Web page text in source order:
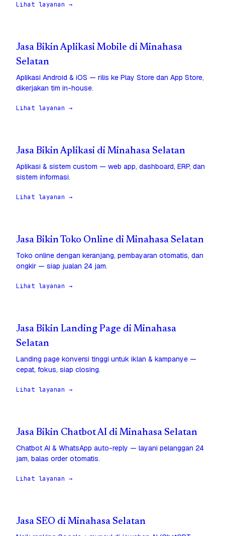
Lihat layanan →
Jasa Bikin Aplikasi Mobile di Minahasa
Selatan
Aplikasi Android & iOS — rilis ke Play Store dan App Store,
dikerjakan tim in-house.
Lihat layanan →
Jasa Bikin Aplikasi di Minahasa Selatan
Aplikasi & sistem custom — web app, dashboard, ERP, dan
sistem informasi.
Lihat layanan →
Jasa Bikin Toko Online di Minahasa Selatan
Toko online dengan keranjang, pembayaran otomatis, dan
ongkir — siap jualan 24 jam.
Lihat layanan →
Jasa Bikin Landing Page di Minahasa
Selatan
Landing page konversi tinggi untuk iklan & kampanye —
cepat, fokus, siap closing.
Lihat layanan →
Jasa Bikin Chatbot AI di Minahasa Selatan
Chatbot AI & WhatsApp auto-reply — layani pelanggan 24
jam, balas order otomatis.
Lihat layanan →
Jasa SEO di Minahasa Selatan